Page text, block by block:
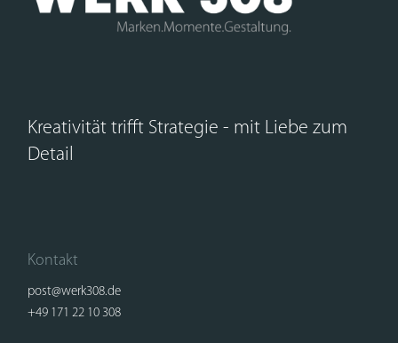
Kreativität trifft Strategie - mit Liebe zum
Detail
Kontakt
post@werk308.de
+49 171 22 10 308